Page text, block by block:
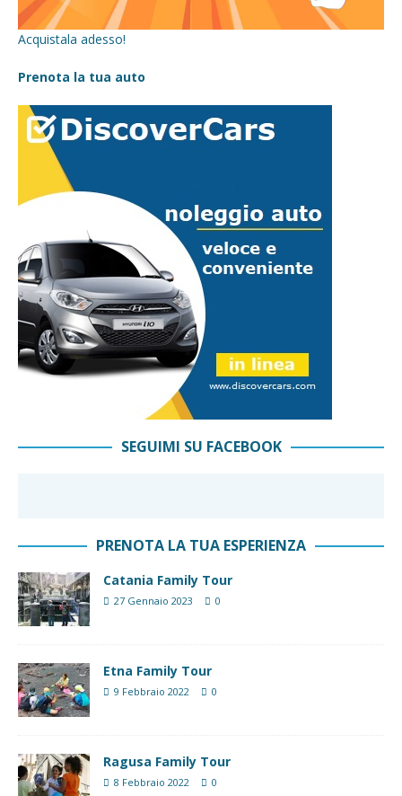
Acquistala adesso!
Prenota la tua auto
SEGUIMI SU FACEBOOK
PRENOTA LA TUA ESPERIENZA
Catania Family Tour
27 Gennaio 2023 0
Etna Family Tour
9 Febbraio 2022 0
Ragusa Family Tour
8 Febbraio 2022 0